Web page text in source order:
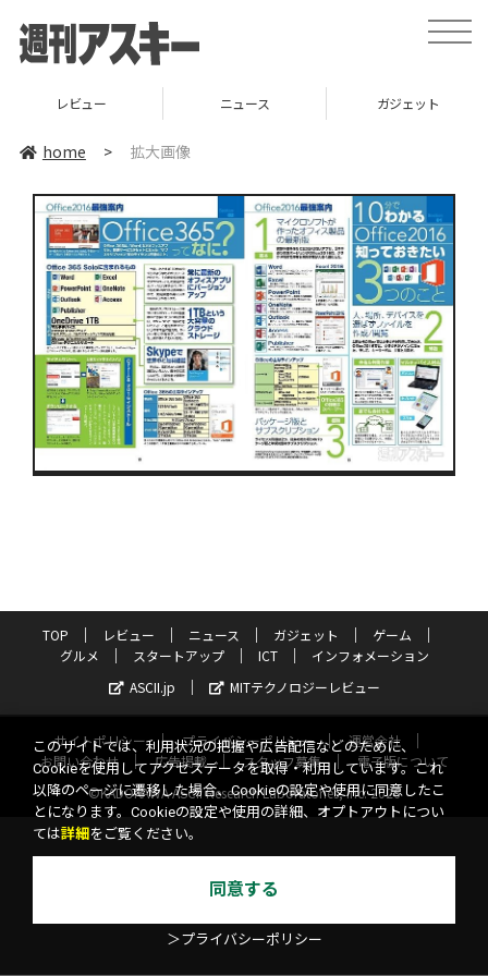
toggle
レビュー ニュース ガジェット
home > 拡大画像
TOP レビュー ニュース ガジェット
ゲーム
グルメ
スタートアップ ICT
インフォメーション
ASCII.jp
MITテクノロジーレビュー
サイトポリシー プライバシーポリシー
運営会社
お問い合わせ
広告掲載 スタッフ募集
電子版について
©KADOKAWA ASCII Research Laboratories, Inc. 2026
このサイトでは、利用状況の把握や広告配信などのために、
Cookieを使用してアクセスデータを取得・利用しています。これ
以降のページに遷移した場合、Cookieの設定や使用に同意したこ
とになります。Cookieの設定や使用の詳細、オプトアウトについ
ては詳細 をご覧ください。
同意する
＞プライバシーポリシー